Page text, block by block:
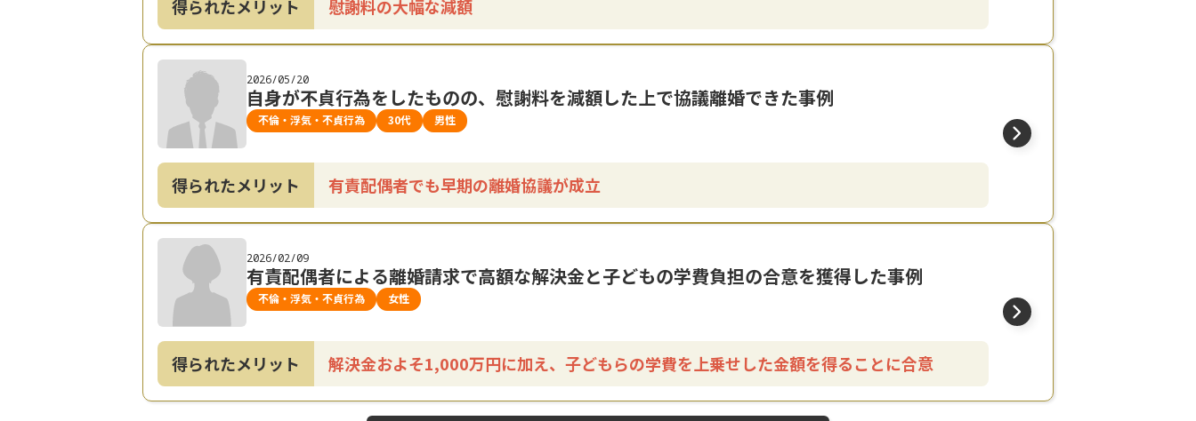
得られたメリット 慰謝料の大幅な減額
2026/05/20
自身が不貞行為をしたものの、慰謝料を減額した上で協議離婚できた事例
不倫・浮気・不貞行為 30代 男性
得られたメリット 有責配偶者でも早期の離婚協議が成立
2026/02/09
有責配偶者による離婚請求で高額な解決金と子どもの学費負担の合意を獲得した事例
不倫・浮気・不貞行為 女性
得られたメリット 解決金およそ1,000万円に加え、子どもらの学費を上乗せした金額を得ることに合意